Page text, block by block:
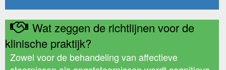
Wat zeggen de richtlijnen voor de
klinische praktijk?
Zowel voor de behandeling van affectieve